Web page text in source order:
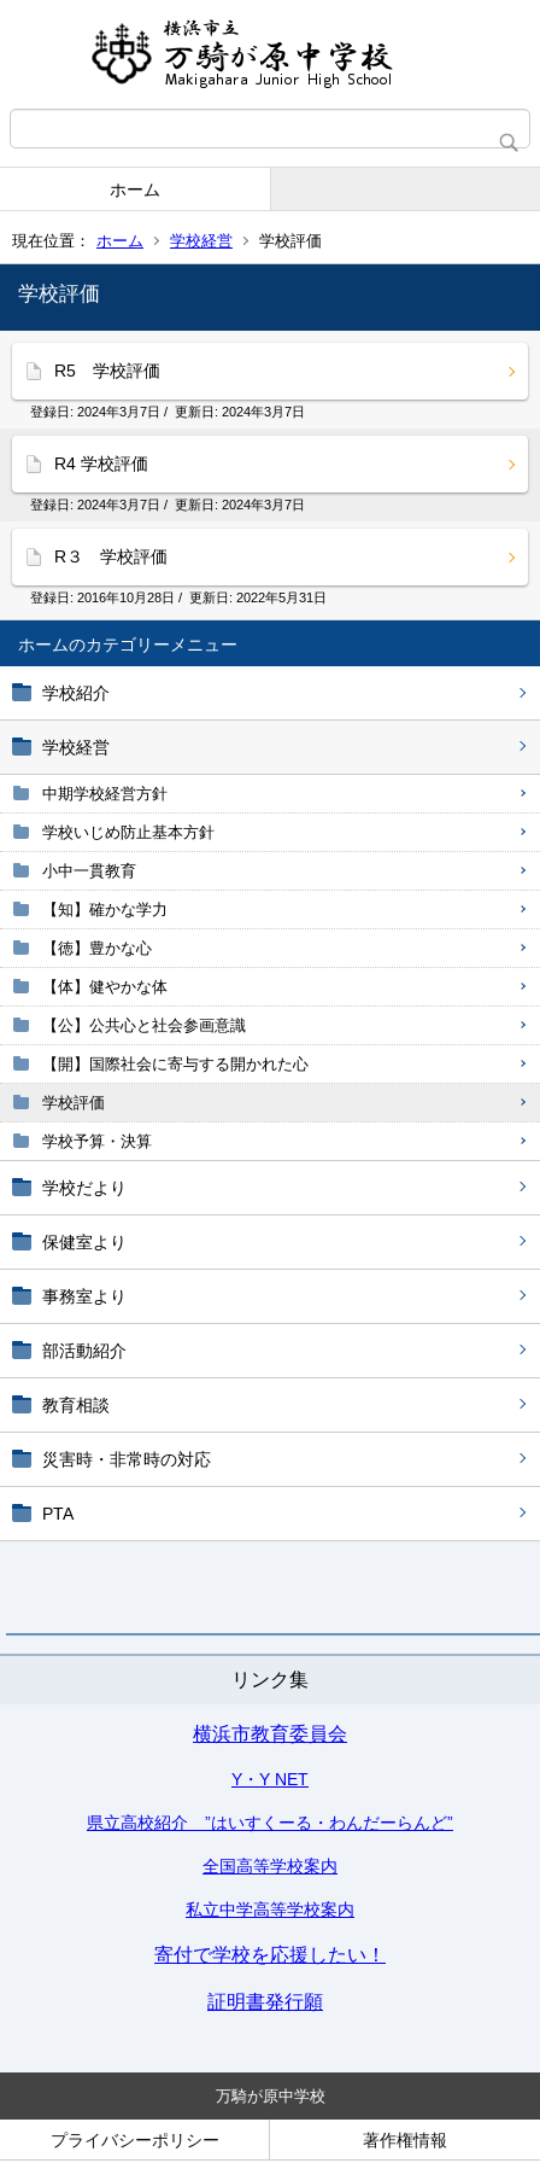
ホーム
現在位置： ホーム 学校経営 学校評価
ホーム
学校紹介
学校経営
中期学校経営方針
学校いじめ防止基本方針
小中一貫教育
【知】確かな学力
【徳】豊かな心
【体】健やかな体
【公】公共心と社会参画意識
【開】国際社会に寄与する開かれた心
学校評価
学校予算・決算
学校だより
保健室より
事務室より
部活動紹介
教育相談
災害時・非常時の対応
PTA
リンク集
横浜市教育委員会
Y・Y NET
県立高校紹介 ”はいすくーる・わんだーらんど”
全国高等学校案内
私立中学高等学校案内
寄付で学校を応援したい！
証明書発行願
学校評価
R5 学校評価
登録日: 2024年3月7日 / 更新日: 2024年3月7日
R4 学校評価
登録日: 2024年3月7日 / 更新日: 2024年3月7日
R３ 学校評価
登録日: 2016年10月28日 / 更新日: 2022年5月31日
万騎が原中学校
プライバシーポリシー 著作権情報